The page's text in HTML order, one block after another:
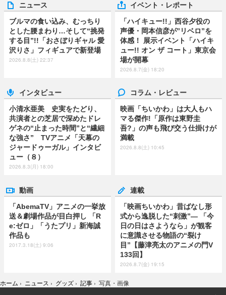
ニュース
ブルマの食い込み、むっちり
とした腰まわり…そして“挑発
する目”!!「おさぼりギャル 愛
沢りさ」フィギュアで新登場
2026.8.8(土) 22:37
イベント・レポート
「ハイキュー!!」西谷夕役の
声優・岡本信彦が”リベロ”を
体感！ 展示イベント「ハイキ
ュー!! オン ザ コート」東京会
場が開幕
2026.8.7(金) 18:20
インタビュー
小清水亜美 史実をたどり、
共演者との芝居で深めたドレ
ゲネの“止まった時間”と“繊細
な強さ” TVアニメ「天幕の
ジャードゥーガル」インタビ
ュー（８）
2026.8.3(月) 18:00
コラム・レビュー
映画「ちいかわ」は大人もハ
マる傑作!「原作は東野圭
吾?」の声も飛び交う仕掛けが
満載
2026.8.8(土) 10:45
動画
「AbemaTV」アニメの一挙放
送＆劇場作品が目白押し 「R
e:ゼロ」「うたプリ」新海誠
作品も
2017.3.18(土) 9:06
連載
「映画ちいかわ」昔ばなし形
式から逸脱した“刺激”― 「今
日の日はさようなら」が観客
に意識させる物語の“裂け
目”【藤津亮太のアニメの門V
133回】
2026.8.7(金) 19:15
ホーム › ニュース › グッズ › 記事 › 写真・画像